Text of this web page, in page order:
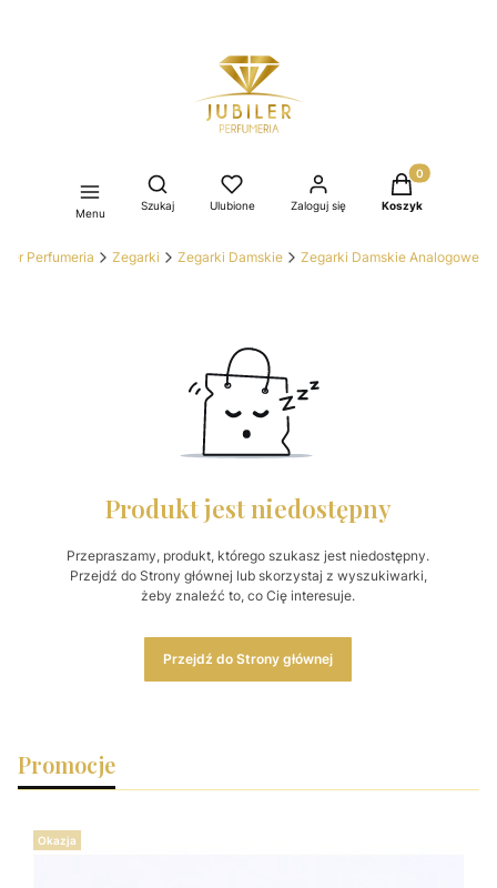
Menu
Otwórz wyszukiwarkę
Szukaj Ulubione Zaloguj się
Produkty w
Koszyk
Perfumeria Zegarki Zegarki Damskie Zegarki Damskie Analogowe
Produkt jest niedostępny
Przepraszamy, produkt, którego szukasz jest niedostępny.
Przejdź do Strony głównej lub skorzystaj z wyszukiwarki,
żeby znaleźć to, co Cię interesuje.
Przejdź do Strony głównej
Promocje
Okazja